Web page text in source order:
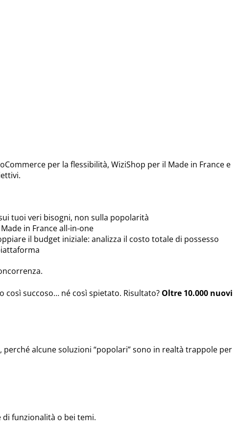
per la flessibilità, WiziShop per il Made in France e
tuoi veri bisogni, non sulla popolarità
in France all-in-one
il budget iniziale: analizza il costo totale di possesso
così succoso… né così spietato. Risultato? Oltre 10.000 nuovi
perché alcune soluzioni “popolari” sono in realtà trappole per
funzionalità o bei temi.